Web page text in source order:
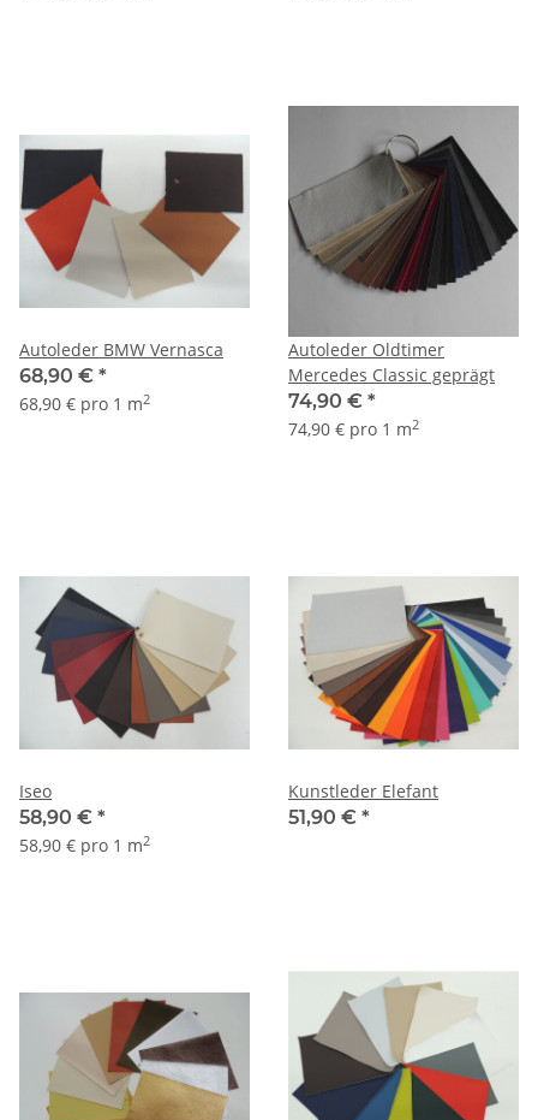
Autoleder BMW Vernasca
68,90 € *
68,90 € pro 1 m2
Autoleder Oldtimer
Mercedes Classic geprägt
74,90 € *
74,90 € pro 1 m2
Iseo
58,90 € *
58,90 € pro 1 m2
Kunstleder Elefant
51,90 € *